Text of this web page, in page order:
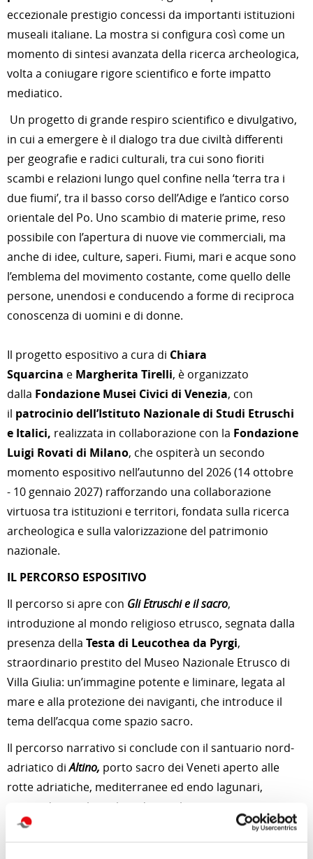
eccezionale prestigio concessi da importanti istituzioni
museali italiane. La mostra si configura così come un
momento di sintesi avanzata della ricerca archeologica,
volta a coniugare rigore scientifico e forte impatto
mediatico.
Un progetto di grande respiro scientifico e divulgativo,
in cui a emergere è il dialogo tra due civiltà differenti
per geografie e radici culturali, tra cui sono fioriti
scambi e relazioni lungo quel confine nella ‘terra tra i
due fiumi’, tra il basso corso dell’Adige e l’antico corso
orientale del Po. Uno scambio di materie prime, reso
possibile con l’apertura di nuove vie commerciali, ma
anche di idee, culture, saperi. Fiumi, mari e acque sono
l’emblema del movimento costante, come quello delle
persone, unendosi e conducendo a forme di reciproca
conoscenza di uomini e di donne.
Il progetto espositivo a cura di Chiara
Squarcina e Margherita Tirelli, è organizzato
dalla Fondazione Musei Civici di Venezia, con
il patrocinio dell’Istituto Nazionale di Studi Etruschi
e Italici, realizzata in collaborazione con la Fondazione
Luigi Rovati di Milano, che ospiterà un secondo
momento espositivo nell’autunno del 2026 (14 ottobre
- 10 gennaio 2027) rafforzando una collaborazione
virtuosa tra istituzioni e territori, fondata sulla ricerca
archeologica e sulla valorizzazione del patrimonio
nazionale.
IL PERCORSO ESPOSITIVO
Il percorso si apre con Gli Etruschi e il sacro,
introduzione al mondo religioso etrusco, segnata dalla
presenza della Testa di Leucothea da Pyrgi,
straordinario prestito del Museo Nazionale Etrusco di
Villa Giulia: un’immagine potente e liminare, legata al
mare e alla protezione dei naviganti, che introduce il
tema dell’acqua come spazio sacro.
Il percorso narrativo si conclude con il santuario nord-
adriatico di Altino, porto sacro dei Veneti aperto alle
rotte adriatiche, mediterranee ed endo lagunari,
centro di un culto volto ad accogliere e integrare
comunità diverse, come attestano bronzetti